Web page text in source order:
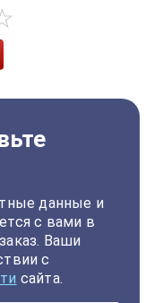
данные и
с вами в
Ваши
с
сайта.